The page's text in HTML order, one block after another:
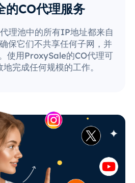
的CO代理服务
理池中的所有IP地址都来自
保它们不共享任何子网，并
使用ProxySale的CO代理可
完成任何规模的工作。